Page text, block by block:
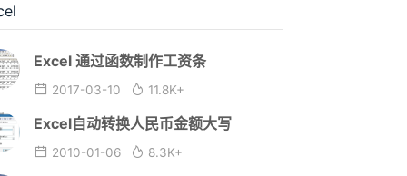
Excel 通过函数制作工资条
2017-03-10 11.8K+
Excel自动转换人民币金额大写
2010-01-06 8.3K+